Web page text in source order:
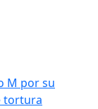
por su
tortura